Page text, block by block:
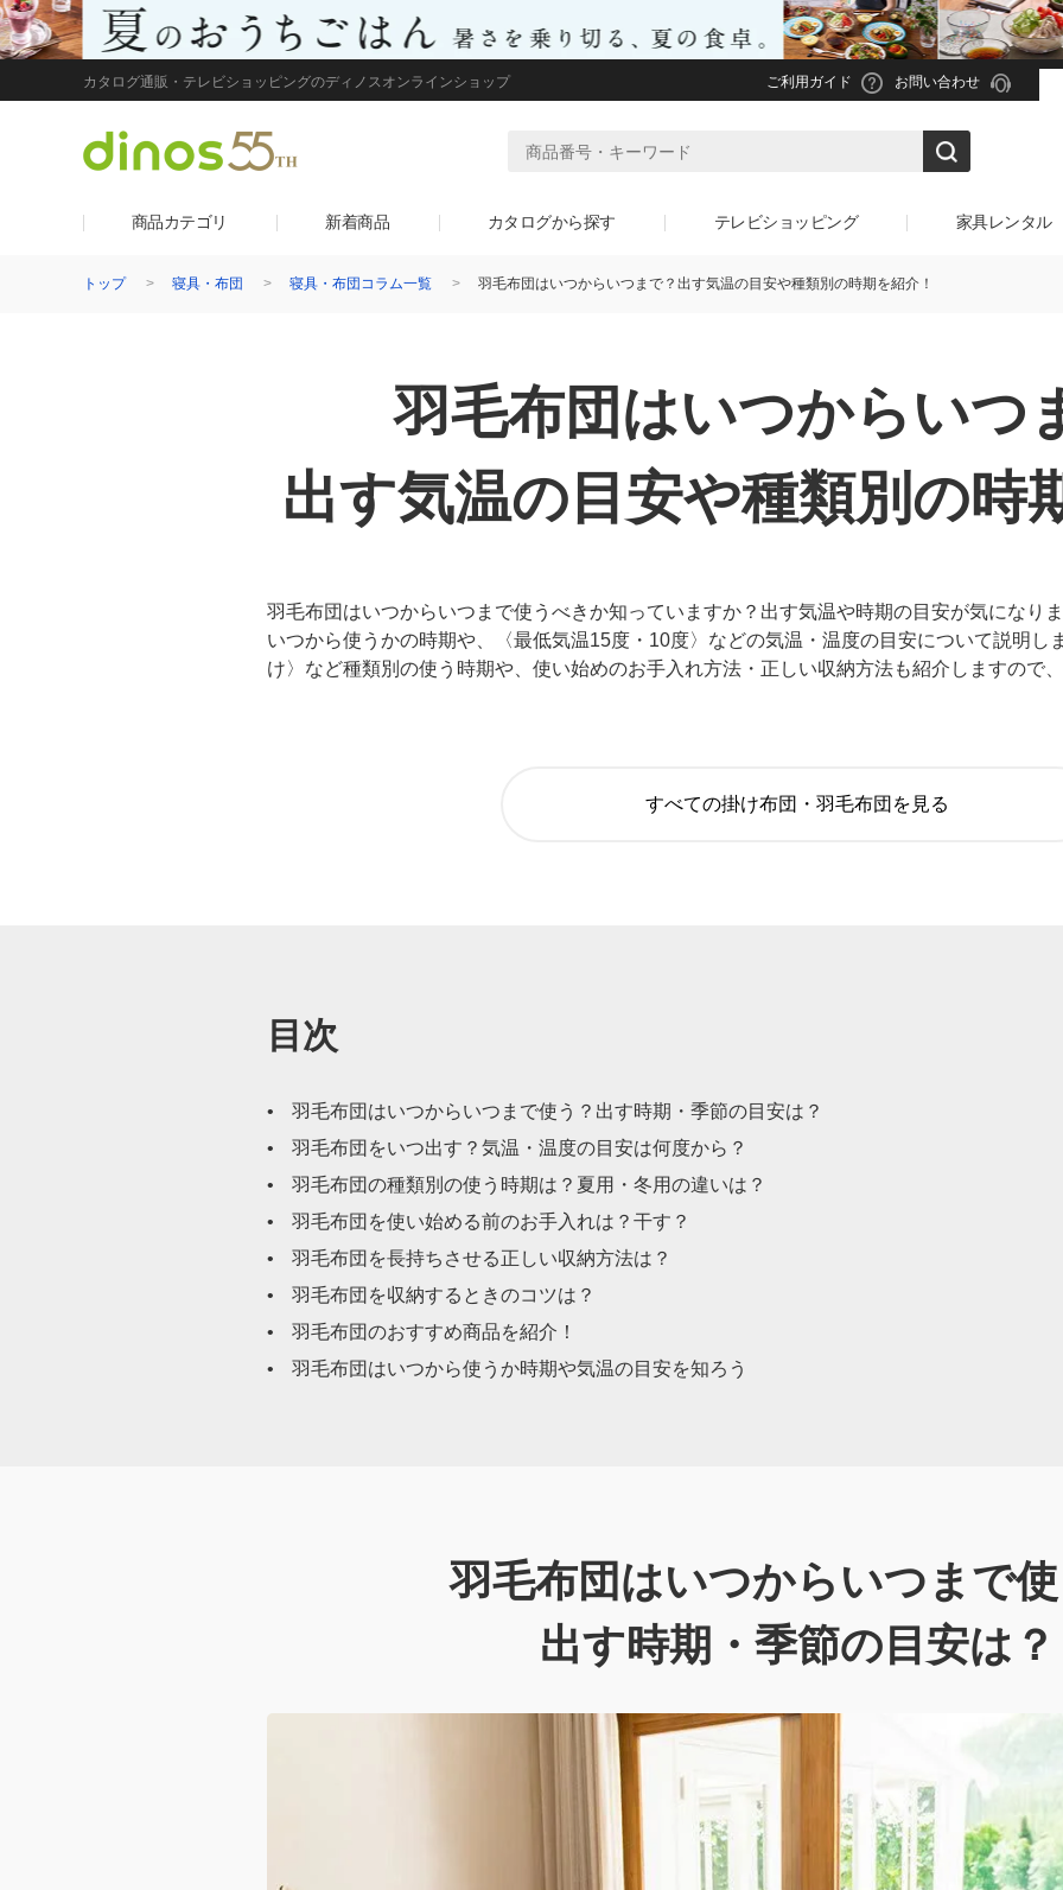
カタログ通販・テレビショッピングのディノスオンラインショップ ご利用ガイド お問い合わせ
商品カテゴリ 新着商品 カタログから探す テレビショッピング 家具レンタル
トップ 寝具・布団 寝具・布団コラム一覧 羽毛布団はいつからいつまで？出す気温の目安や種類別の時期を紹介！
羽毛布団はいつからいつ
出す気温の目安や種類別の時
羽毛布団はいつからいつまで使うべきか知っていますか？出す気温や時期の目安が気になり
いつから使うかの時期や、〈最低気温15度・10度〉などの気温・温度の目安について説明し
け〉など種類別の使う時期や、使い始めのお手入れ方法・正しい収納方法も紹介しますので
すべての掛け布団・羽毛布団を見る
目次
羽毛布団はいつからいつまで使う？出す時期・季節の目安は？
羽毛布団をいつ出す？気温・温度の目安は何度から？
羽毛布団の種類別の使う時期は？夏用・冬用の違いは？
羽毛布団を使い始める前のお手入れは？干す？
羽毛布団を長持ちさせる正しい収納方法は？
羽毛布団を収納するときのコツは？
羽毛布団のおすすめ商品を紹介！
羽毛布団はいつから使うか時期や気温の目安を知ろう
羽毛布団はいつからいつまで
出す時期・季節の目安は？